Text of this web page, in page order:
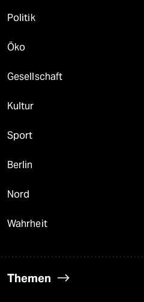
Politik
Öko
Gesellschaft
Kultur
Sport
Berlin
Nord
Wahrheit
Themen